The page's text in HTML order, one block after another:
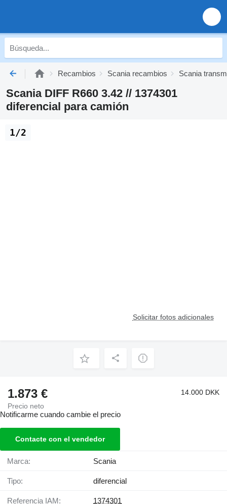
Recambios Scania recambios Scania
Scania DIFF R660 3.42 // 1374301
diferencial para camión
Solicitar fotos adicionales
1/2
1.873 €
Precio neto
14.000 DKK
Notificarme cuando cambie el precio
Contacte con el vendedor
Marca: Scania
Tipo: diferencial
Referencia IAM: 1374301